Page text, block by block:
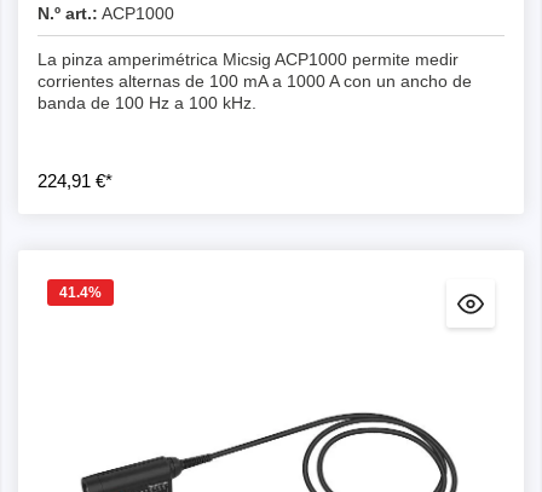
N.º art.: ACP1000
La pinza amperimétrica Micsig ACP1000 permite medir
corrientes alternas de 100 mA a 1000 A con un ancho de
banda de 100 Hz a 100 kHz.
224,91 €*
41.4%